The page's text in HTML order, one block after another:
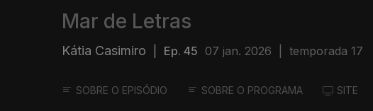
Mar de Letras
Kátia Casimiro Ep. 45 07 jan. 2026 temporada 17
SOBRE O EPISÓDIO SOBRE O PROGRAMA SITE